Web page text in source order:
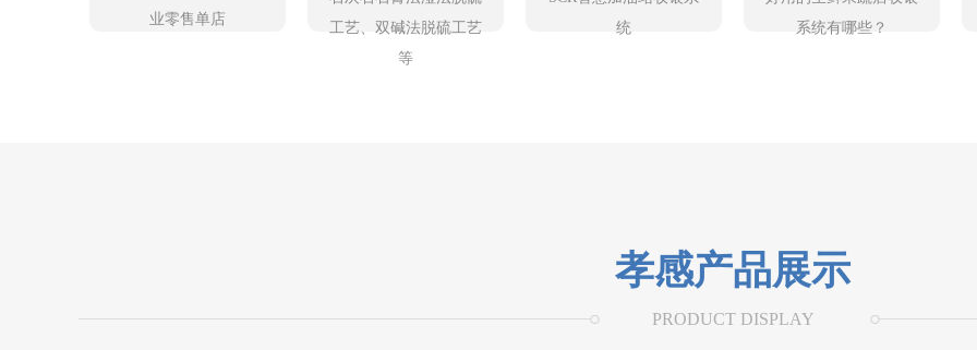
业零售单店
工艺、双碱法脱硫工艺
等
统
系统有哪些？
孝感产品展示
PRODUCT DISPLAY